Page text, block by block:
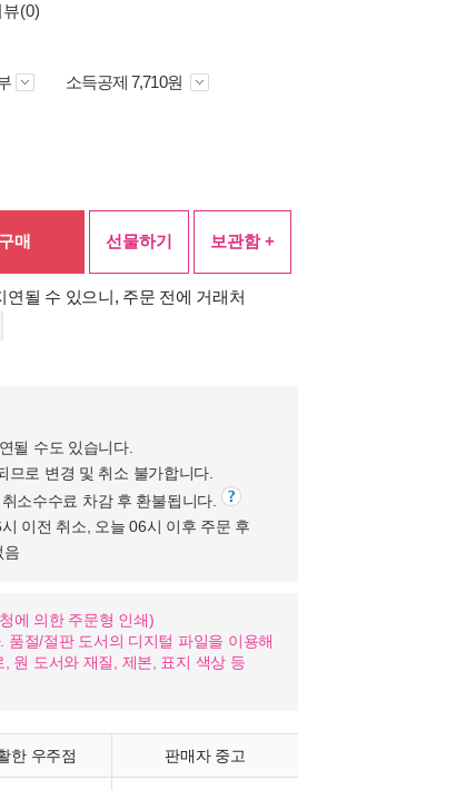
뷰(0)
소득공제 7,710원
매 선물하기 보관함 +
될 수 있으니, 주문 전에 거래처
될 수도 있습니다.
므로 변경 및 취소 불가합니다.
소수수료 차감 후 환불됩니다.
이전 취소, 오늘 06시 이후 주문 후
음
에 의한 주문형 인쇄)
품절/절판 도서의 디지털 파일을 이용해
원 도서와 재질, 제본, 표지 색상 등
한 우주점 판매자 중고